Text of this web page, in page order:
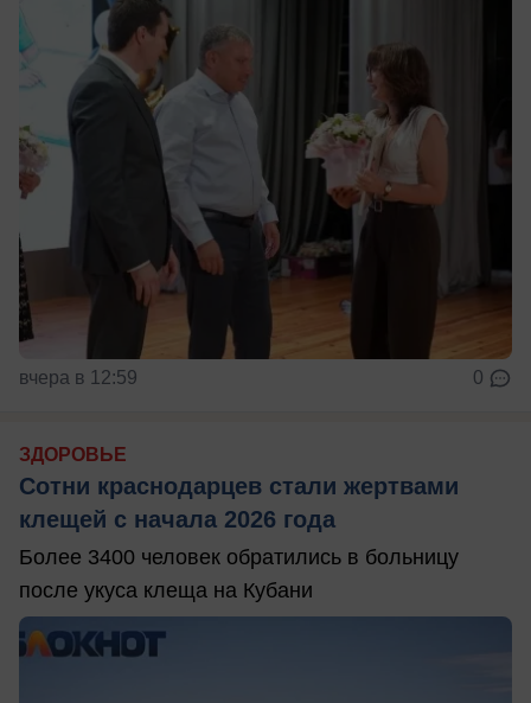
вчера в 12:59 0
ЗДОРОВЬЕ
Сотни краснодарцев стали жертвами
клещей с начала 2026 года
Более 3400 человек обратились в больницу
после укуса клеща на Кубани